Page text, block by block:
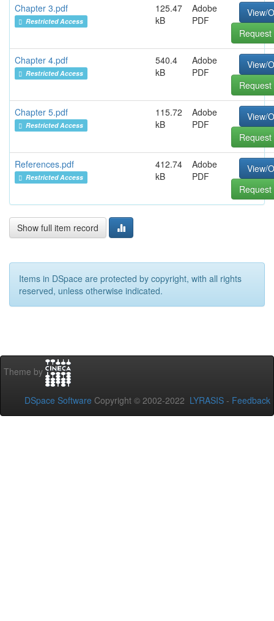
Chapter 3.pdf
Restricted Access
125.47
kB
Adobe
PDF
View/
Chapter 4.pdf
Restricted Access
540.4
kB
Adobe
PDF
View/
Chapter 5.pdf
Restricted Access
115.72
kB
Adobe
PDF
View/
References.pdf
Restricted Access
412.74
kB
Adobe
PDF
View/
Show full item record
Items in DSpace are protected by copyright, with all rights
reserved, unless otherwise indicated.
Theme by
DSpace Software Copyright © 2002-2022 LYRASIS - Feedback